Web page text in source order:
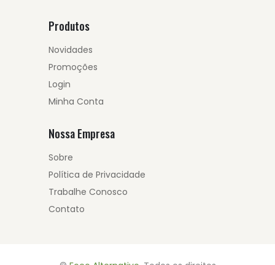
Produtos
Novidades
Promoções
Login
Minha Conta
Nossa Empresa
Sobre
Política de Privacidade
Trabalhe Conosco
Contato